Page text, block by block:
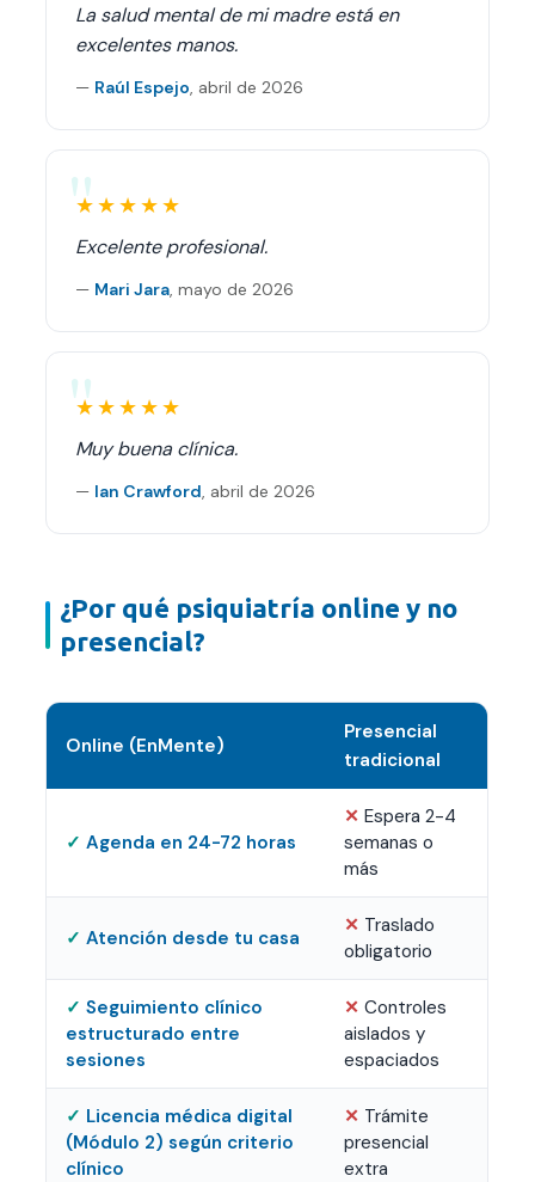
La salud mental de mi madre está en
excelentes manos.
— Raúl Espejo abril de 2026
★★★★★
Excelente profesional.
— Mari Jara ,mayo de 2026
★★★★★
Muy buena clínica.
— Ian Crawford abril de 2026
¿Por qué psiquiatría online y no
presencial?
Online (EnMente)
Presencial
tradicional
Agenda en 24-72 horas
Espera 2-4
semanas o
más
Atención desde tu casa
Traslado
obligatorio
Seguimiento clínico
estructurado entre
sesiones
Controles
aislados y
espaciados
Licencia médica digital
(Módulo 2) según criterio
clínico
Trámite
presencial
extra